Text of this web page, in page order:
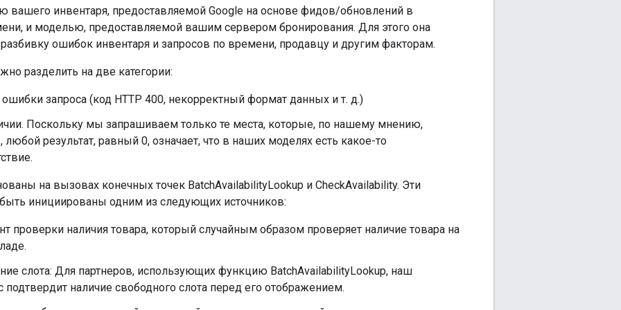
инвентаря, предоставляемой Google на основе фидов/обновлений в
и моделью, предоставляемой вашим сервером бронирования. Для этого она
ошибок инвентаря и запросов по времени, продавцу и другим факторам.
разделить на две категории:
запроса (код HTTP 400, некорректный формат данных и т. д.)
Поскольку мы запрашиваем только те места, которые, по нашему мнению,
результат, равный 0, означает, что в наших моделях есть какое-то
на вызовах конечных точек BatchAvailabilityLookup и CheckAvailability. Эти
инициированы одним из следующих источников:
проверки наличия товара, который случайным образом проверяет наличие товара на
слота: Для партнеров, использующих функцию BatchAvailabilityLookup, наш
подтвердит наличие свободного слота перед его отображением.